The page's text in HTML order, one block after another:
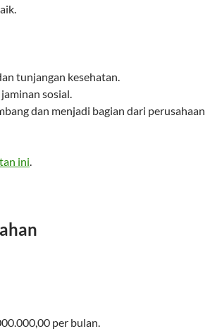
tunjangan kesehatan.
sosial.
dan menjadi bagian dari perusahaan
ini.
per bulan.